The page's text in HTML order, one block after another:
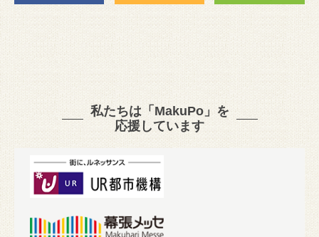
私たちは「MakuPo」を
応援しています